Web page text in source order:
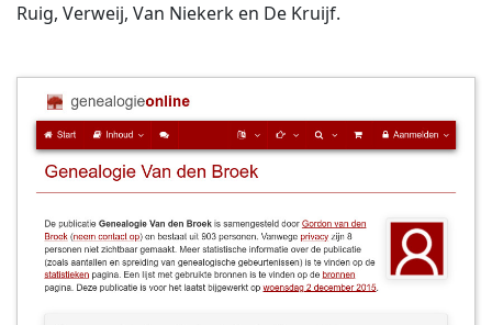
Ruig, Verweij, Van Niekerk en De Kruijf.